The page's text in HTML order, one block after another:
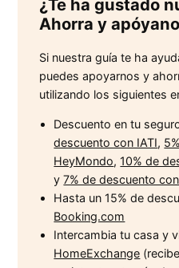
¿Te ha gustado
Ahorra y
Si nuestra guía te ha
puedes apoyarnos y
utilizando los siguientes
Descuento en tu
descuento con IATI,
HeyMondo, 10% de
y7% de descuento
Hasta un 15% de
Booking.com
Intercambia tu casa y
HomeExchange